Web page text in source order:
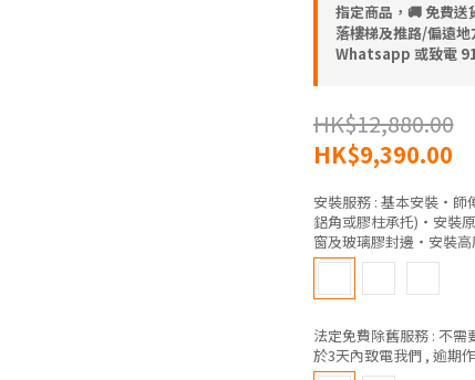
指定商品，🚚 免費
落樓梯及推路/偏遠
Whatsapp 或致電
HK$12,880.00
HK$9,390.00
安裝服務 : 基本安裝‧師
鋁角或膠柱承托)‧安裝
窗及玻璃膠封邊‧安裝
法定免費除舊服務 : 不需
於3天內致電我們 , 逾期